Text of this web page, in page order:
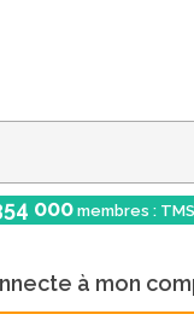
000membres : TMS
à mon